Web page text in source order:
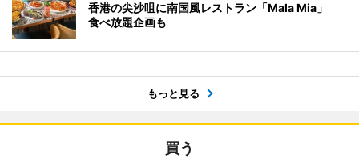
香港の尖沙咀に南国風レストラン「Mala Mia」
食べ放題企画も
もっと見る
買う